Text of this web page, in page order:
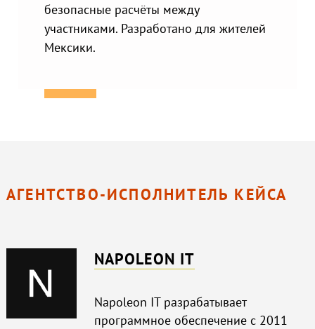
безопасные расчёты между
участниками. Разработано для жителей
Мексики.
АГЕНТСТВО-ИСПОЛНИТЕЛЬ КЕЙСА
NAPOLEON IT
Napoleon IT разрабатывает
программное обеспечение с 2011